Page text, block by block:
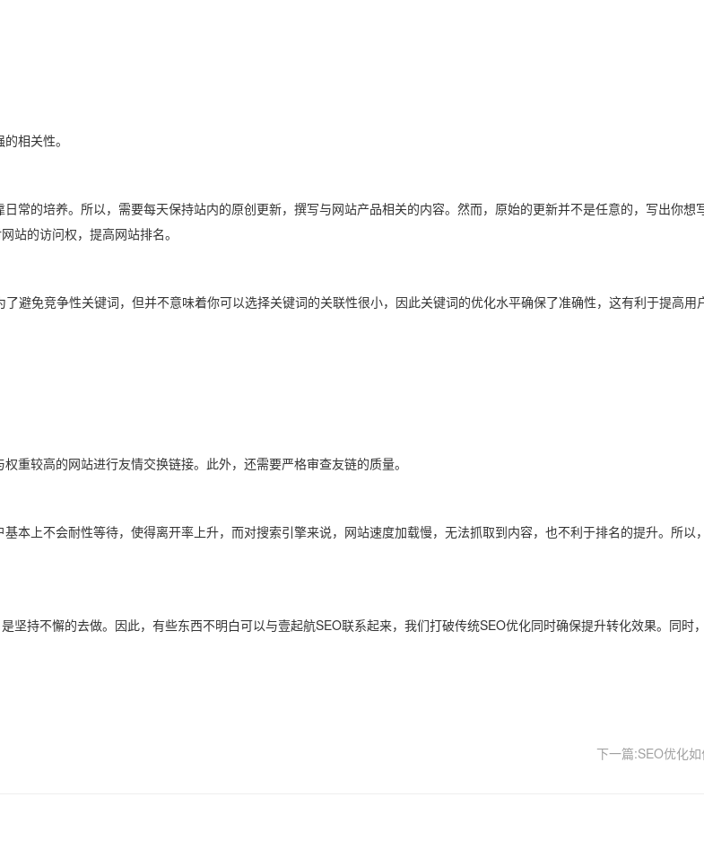
相关性。
的培养。所以，需要每天保持站内的原创更新，撰写与网站产品相关的内容。然而，原始的更新并不是任意的，写出你想
站的访问权，提高网站排名。
免竞争性关键词，但并不意味着你可以选择关键词的关联性很小，因此关键词的优化水平确保了准确性，这有利于提高用
较高的网站进行友情交换链接。此外，还需要严格审查友链的质量。
上不会耐性等待，使得离开率上升，而对搜索引擎来说，网站速度加载慢，无法抓取到内容，也不利于排名的提升。所以
持不懈的去做。因此，有些东西不明白可以与壹起航SEO联系起来，我们打破传统SEO优化同时确保提升转化效果。同时
下一篇:SEO优化